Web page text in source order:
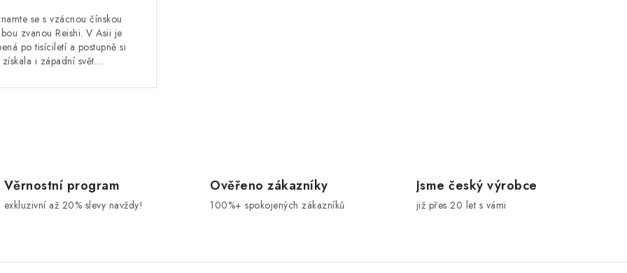
se s vzácnou čínskou
zvanou Reishi. V Asii je
po tisíciletí a postupně si
získala i západní svět....
Věrnostní program
exkluzivní až 20% slevy navždy!
Ověřeno zákazníky
100%+ spokojených zákazníků
Jsme český výrobce
již přes 20 let s vámi